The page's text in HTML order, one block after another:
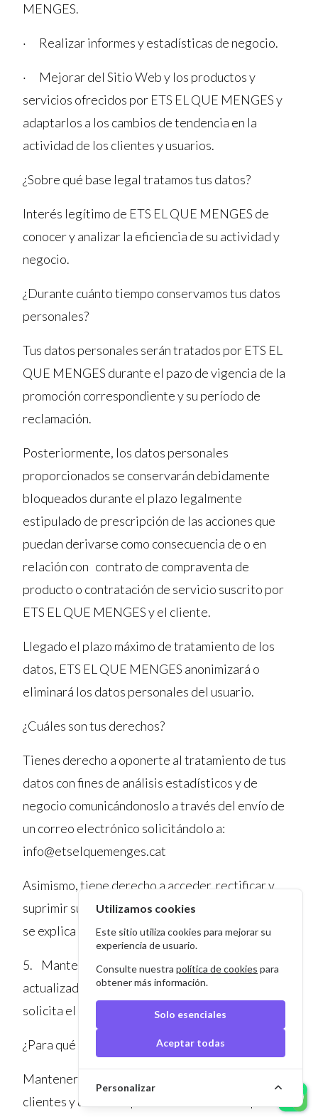
MENGES.
· Realizar informes y estadísticas de negocio.
· Mejorar del Sitio Web y los productos y
servicios ofrecidos por ETS EL QUE MENGES y
adaptarlos a los cambios de tendencia en la
actividad de los clientes y usuarios.
¿Sobre qué base legal tratamos tus datos?
Interés legítimo de ETS EL QUE MENGES de
conocer y analizar la eficiencia de su actividad y
negocio.
¿Durante cuánto tiempo conservamos tus datos
personales?
Tus datos personales serán tratados por ETS EL
QUE MENGES durante el pazo de vigencia de la
promoción correspondiente y su período de
reclamación.
Posteriormente, los datos personales
proporcionados se conservarán debidamente
bloqueados durante el plazo legalmente
estipulado de prescripción de las acciones que
puedan derivarse como consecuencia de o en
relación con contrato de compraventa de
producto o contratación de servicio suscrito por
ETS EL QUE MENGES y el cliente.
Llegado el plazo máximo de tratamiento de los
datos, ETS EL QUE MENGES anonimizará o
eliminará los datos personales del usuario.
¿Cuáles son tus derechos?
Tienes derecho a oponerte al tratamiento de tus
datos con fines de análisis estadísticos y de
negocio comunicándonoslo a través del envío de
un correo electrónico solicitándolo a:
info@etselquemenges.cat
Asimismo, tiene derecho a acceder, rectificar y
suprimir sus datos, así como otros derechos, como
se explica en la información adicional.
5. Mantenimiento de listas de supresión
actualizadas para evitar ser contactado si así lo
solicita el cliente o usuario.
¿Para qué finalidades tratamos tus datos?
Mantener una lista actualizada de todos aquellos
clientes y usuarios que han solicitado la supresión
Utilizamos cookies
Este sitio utiliza cookies para mejorar su
experiencia de usuario.
Consulte nuestrapolítica de cookies para
obtener más información.
Solo esenciales
Aceptar todas
Personalizar